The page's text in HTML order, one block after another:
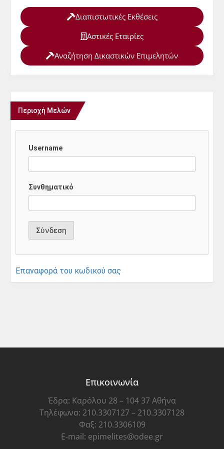
Διαπιστωτικές Εκθέσεις
Αστικές Εταιρίες
Αναζήτηση Δικαστικών Επιμελητών
Περιοχή Μελών
Username
Συνθηματικό
Επαναφορά του κωδικού σας
Επικοινωνία
Έδρα: Καρόλου 28 – 104 37 Αθήνα
Τηλέφωνα: 210.3307127 – 210.3307128
Φαξ: 210.3306109
E-mail: epimelites@odee.gr